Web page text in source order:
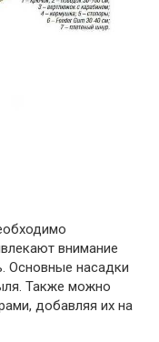
внимание
Основные насадки
Также можно
добавляя их на